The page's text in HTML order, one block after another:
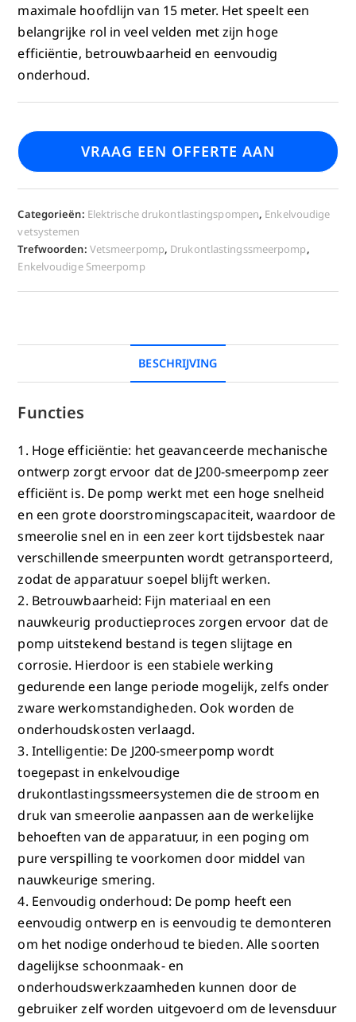
maximale hoofdlijn van 15 meter. Het speelt een
belangrijke rol in veel velden met zijn hoge
efficiëntie, betrouwbaarheid en eenvoudig
onderhoud.
VRAAG EEN OFFERTE AAN
Categorieën: Elektrische drukontlastingspompen, Enkelvoudige
vetsystemen
Trefwoorden: Vetsmeerpomp, Drukontlastingssmeerpomp,
Enkelvoudige Smeerpomp
BESCHRIJVING
Functies
1. Hoge efficiëntie: het geavanceerde mechanische
ontwerp zorgt ervoor dat de J200-smeerpomp zeer
efficiënt is. De pomp werkt met een hoge snelheid
en een grote doorstromingscapaciteit, waardoor de
smeerolie snel en in een zeer kort tijdsbestek naar
verschillende smeerpunten wordt getransporteerd,
zodat de apparatuur soepel blijft werken.
2. Betrouwbaarheid: Fijn materiaal en een
nauwkeurig productieproces zorgen ervoor dat de
pomp uitstekend bestand is tegen slijtage en
corrosie. Hierdoor is een stabiele werking
gedurende een lange periode mogelijk, zelfs onder
zware werkomstandigheden. Ook worden de
onderhoudskosten verlaagd.
3. Intelligentie: De J200-smeerpomp wordt
toegepast in enkelvoudige
drukontlastingssmeersystemen die de stroom en
druk van smeerolie aanpassen aan de werkelijke
behoeften van de apparatuur, in een poging om
pure verspilling te voorkomen door middel van
nauwkeurige smering.
4. Eenvoudig onderhoud: De pomp heeft een
eenvoudig ontwerp en is eenvoudig te demonteren
om het nodige onderhoud te bieden. Alle soorten
dagelijkse schoonmaak- en
onderhoudswerkzaamheden kunnen door de
gebruiker zelf worden uitgevoerd om de levensduur